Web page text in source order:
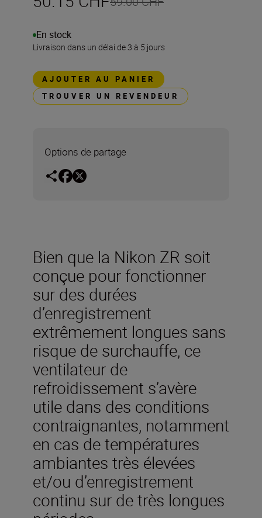
En stock
Livraison dans un délai de 3 à 5 jours
AJOUTER AU PANIER
TROUVER UN REVENDEUR
Options de partage
Bien que la Nikon ZR soit
conçue pour fonctionner
sur des durées
d’enregistrement
extrêmement longues sans
risque de surchauffe, ce
ventilateur de
refroidissement s’avère
utile dans des conditions
contraignantes, notamment
en cas de températures
ambiantes très élevées
et/ou d’enregistrement
continu sur de très longues